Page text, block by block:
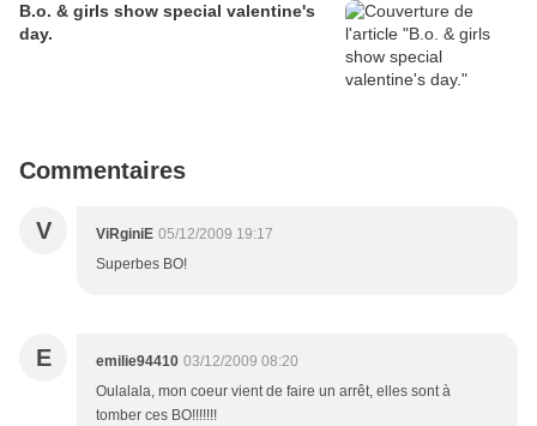
B.o. & girls show special valentine's
day.
Commentaires
V ViRginiE 05/12/2009 19:17
Superbes BO!
E emilie94410 03/12/2009 08:20
Oulalala, mon coeur vient de faire un arrêt, elles sont à
tomber ces BO!!!!!!!